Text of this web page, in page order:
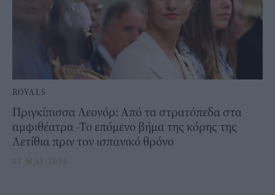
ROYALS
Πριγκίπισσα Λεονόρ: Από τα στρατόπεδα στα
αμφιθέατρα -Το επόμενο βήμα της κόρης της
Λετίθια πριν τον ισπανικό θρόνο
01 MAY 2026